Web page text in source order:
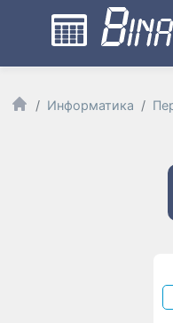
Информатика